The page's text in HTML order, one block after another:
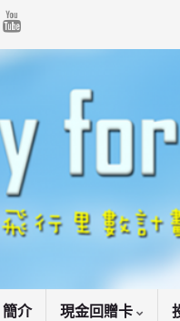
簡介 現金回贈卡